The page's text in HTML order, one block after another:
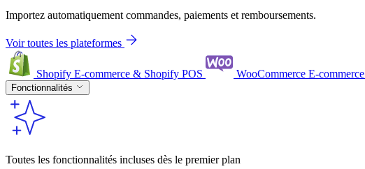
Importez automatiquement commandes, paiements et remboursements.
Voir toutes les plateformes
Shopify E-commerce & Shopify POS WooCommerce E-commerce
Fonctionnalités
Toutes les fonctionnalités incluses dès le premier plan